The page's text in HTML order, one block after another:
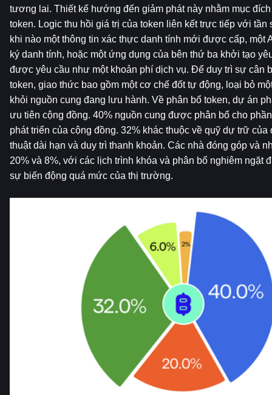
tương lai. Thiết kế hướng đến giảm phát này nhằm mục
token. Logic thu hồi giá trị của token liên kết trực tiếp với
khi nào một thông tin xác thực danh tính mới được cấp, một
ký danh tính, hoặc một ứng dụng của bên thứ ba khởi tạo
được yêu cầu như một khoản phí dịch vụ. Để duy trì sự cân
token, giao thức bao gồm một cơ chế đốt tự động, loại bỏ
khỏi nguồn cung đang lưu hành. Về phân bổ token, dự án
ưu tiên cộng đồng. 40% nguồn cung được phân bổ cho
phát triển của cộng đồng. 32% khác thuộc về quỹ dự trữ của
thuật dài hạn và duy trì thanh khoản. Các nhà đóng góp và
20% và 8%, với các lịch trình khóa và phân bổ nghiêm ngặt
sự biến động quá mức của thị trường.